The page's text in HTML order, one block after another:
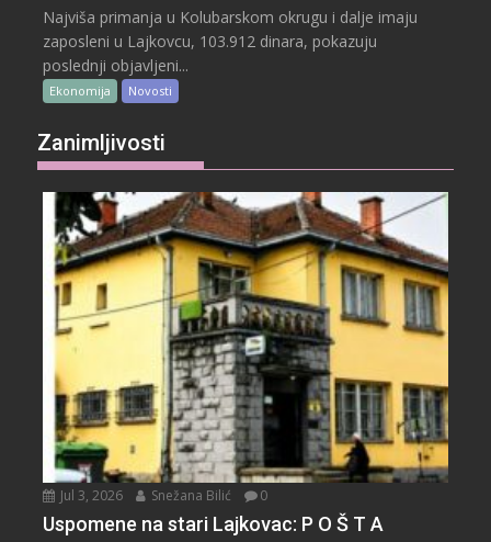
Najviša primanja u Kolubarskom okrugu i dalje imaju
zaposleni u Lajkovcu, 103.912 dinara, pokazuju
poslednji objavljeni...
Ekonomija Novosti
Zanimljivosti
Jul 3, 2026 Snežana Bilić 0
Uspomene na stari Lajkovac: P O Š T A